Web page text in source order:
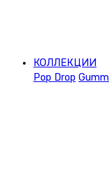
КОЛЛЕКЦИИ
Pop Drop